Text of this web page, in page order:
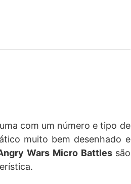
com um número e tipo de
muito bem desenhado e
Wars Micro Battles são